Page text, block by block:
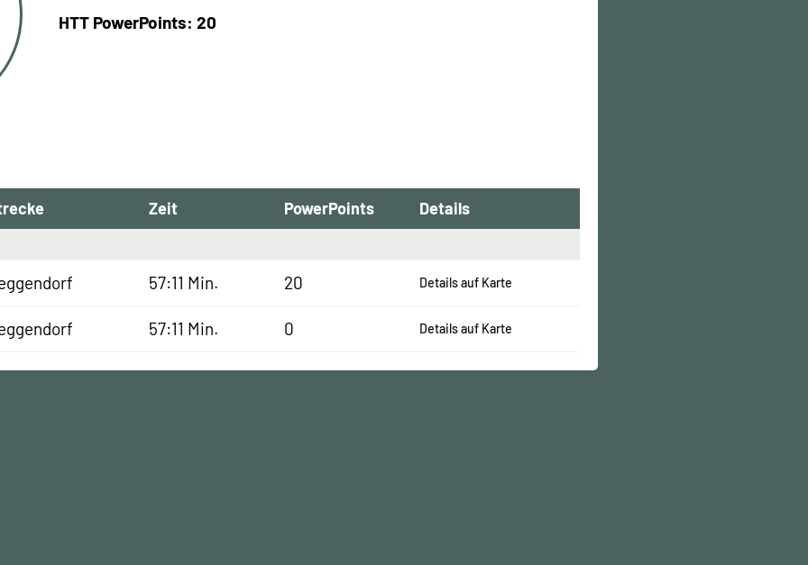
HTT PowerPoints: 20
Zeit PowerPoints Details
57:11 Min. 20 Details auf Karte
57:11 Min. 0 Details auf Karte